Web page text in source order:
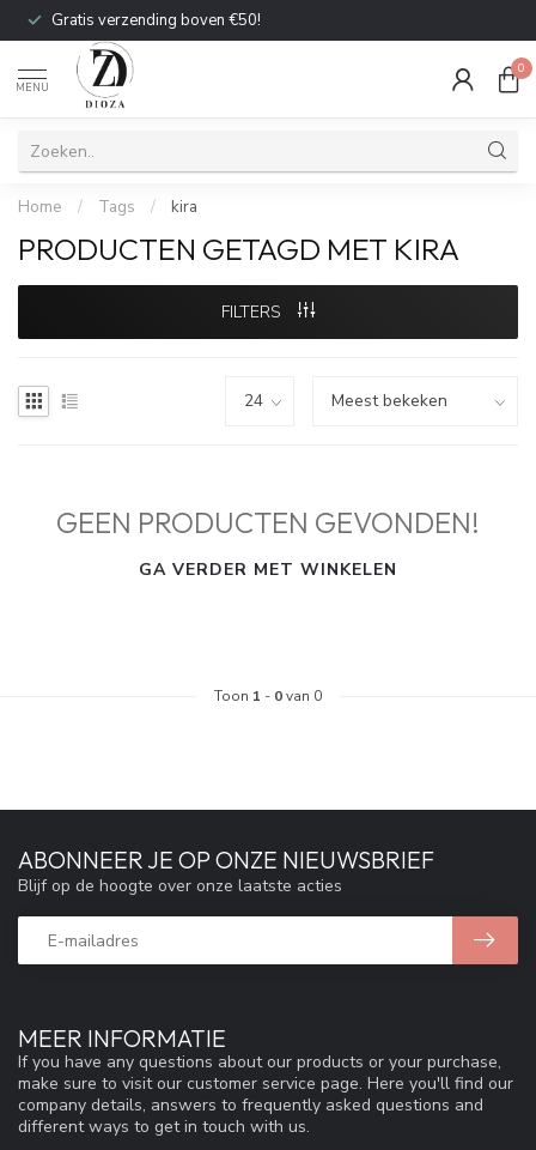
Gratis verzending boven €50!
MENU
0
Home / Tags / kira
PRODUCTEN GETAGD MET KIRA
FILTERS
GEEN PRODUCTEN GEVONDEN!
GA VERDER MET WINKELEN
Toon 1 - 0van 0
MEER INFORMATIE
If you have any questions about our products or your purchase,
make sure to visit our customer service page. Here you'll find our
company details, answers to frequently asked questions and
different ways to get in touch with us.
ABONNEER JE OP ONZE NIEUWSBRIEF
Blijf op de hoogte over onze laatste acties